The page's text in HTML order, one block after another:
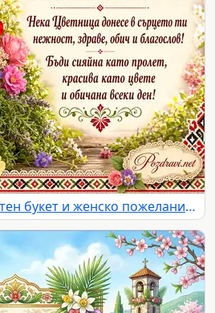
Цветница с шевици, пролетен букет и женско пожелание за имен ден